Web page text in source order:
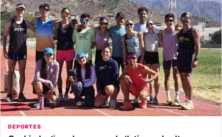
DEPORTES